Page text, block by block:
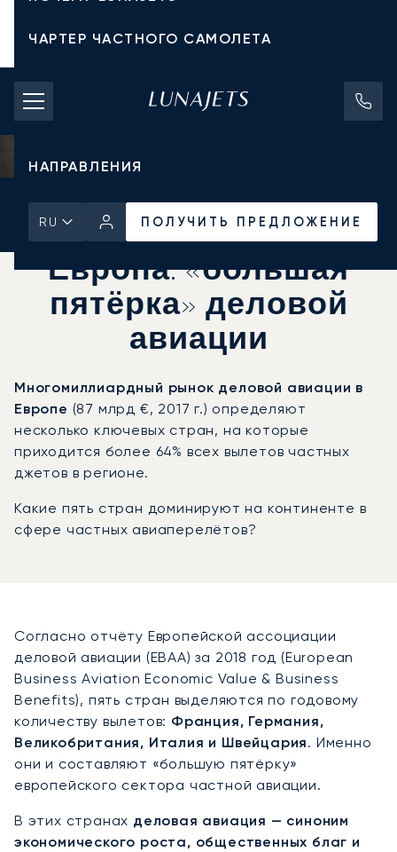
ЧАРТЕР ЧАСТНОГО САМОЛЕТА
СТОИМОСТЬ ЧАРТЕРА
ЧАСТНЫЕ САМОЛЕТЫ
НАПРАВЛЕНИЯ
RU ПОЛУЧИТЬ ПРЕДЛОЖЕНИЕ
ПОЛУЧИТЬ ПРЕДЛОЖЕНИЕ
Главная Новости и Инсайты
Европа: «большая
пятёрка» деловой
авиации
Многомиллиардный рынок деловой авиации в
Европе (87 млрд €, 2017 г.) определяют
несколько ключевых стран, на которые
приходится более 64% всех вылетов частных
джетов в регионе.
Какие пять стран доминируют на континенте в
сфере частных авиаперелётов?
Согласно отчёту Европейской ассоциации
деловой авиации (EBAA) за 2018 год (European
Business Aviation Economic Value & Business
Benefits), пять стран выделяются по годовому
количеству вылетов: Франция, Германия,
Великобритания, Италия и Швейцария. Именно
они и составляют «большую пятёрку»
европейского сектора частной авиации.
В этих странах деловая авиация — синоним
экономического роста, общественных благ и